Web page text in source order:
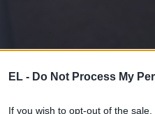
EL - Do Not Process My
If you wish to opt-out of the